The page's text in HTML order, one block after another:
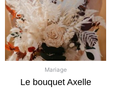
Mariage
Le bouquet Axelle